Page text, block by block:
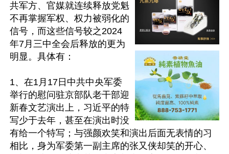
共军方、官媒就连续释放党魁
不再掌握军权、权力被弱化的
信号，而这些信号较之2024
年7月三中全会后释放的更为
明显。具体有：
1、在1月17日中共中央军委
举行的慰问驻京部队老干部迎
新春文艺演出上，习近平的特
写少于去年，甚至在演出时没
有给一个特写；与强颜欢笑和演出后面无表情的习
相比，身为军委第一副主席的张又侠却笑的开心、